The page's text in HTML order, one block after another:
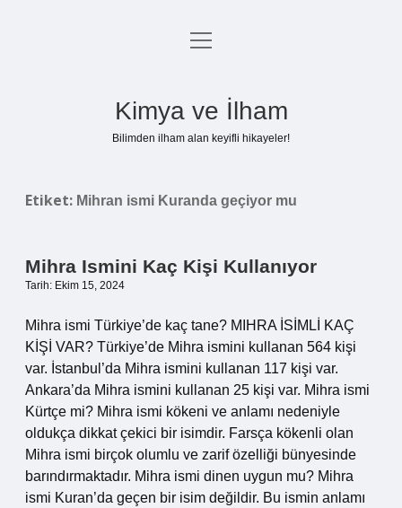
Anasayfa
menüyü
Kimya ve İlham
Bilimden ilham alan keyifli hikayeler!
Etiket: Mihran ismi Kuranda geçiyor mu
Mihra Ismini Kaç Kişi Kullanıyor
Tarih: Ekim 15, 2024
Mihra ismi Türkiye’de kaç tane? MIHRA İSİMLİ KAÇ
KİŞİ VAR? Türkiye’de Mihra ismini kullanan 564 kişi
var. İstanbul’da Mihra ismini kullanan 117 kişi var.
Ankara’da Mihra ismini kullanan 25 kişi var. Mihra ismi
Kürtçe mi? Mihra ismi kökeni ve anlamı nedeniyle
oldukça dikkat çekici bir isimdir. Farsça kökenli olan
Mihra ismi birçok olumlu ve zarif özelliği bünyesinde
barındırmaktadır. Mihra ismi dinen uygun mu? Mihra
ismi Kuran’da geçen bir isim değildir. Bu ismin anlamı